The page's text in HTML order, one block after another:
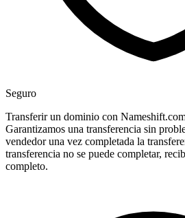
Seguro
Transferir un dominio con
Garantizamos una transferencia sin
vendedor una vez completada la
transferencia no se puede completar,
completo.